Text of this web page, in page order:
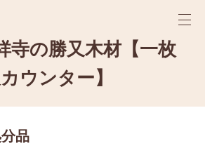
寺の勝又木材【一枚
ウンター】
品